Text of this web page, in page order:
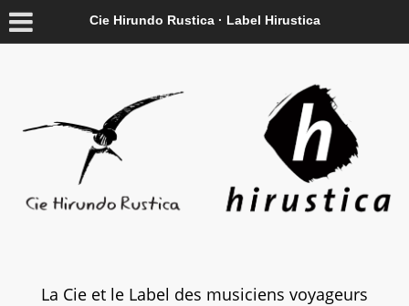
Cie Hirundo Rustica · Label Hirustica
La Cie et le Label des musiciens voyageurs